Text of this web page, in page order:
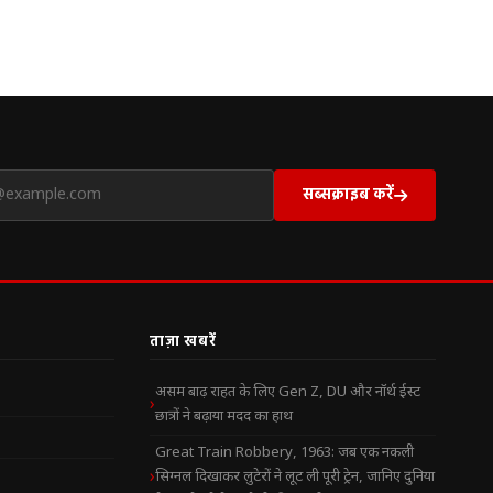
सब्सक्राइब करें
ताज़ा खबरें
असम बाढ़ राहत के लिए Gen Z, DU और नॉर्थ ईस्ट
छात्रों ने बढ़ाया मदद का हाथ
Great Train Robbery, 1963: जब एक नकली
सिग्नल दिखाकर लुटेरों ने लूट ली पूरी ट्रेन, जानिए दुनिया